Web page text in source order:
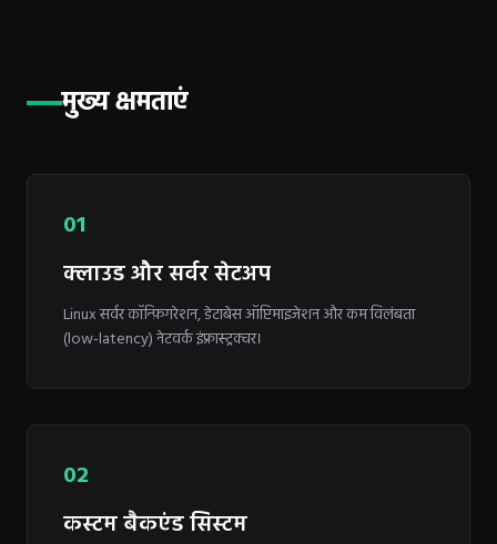
मुख्य क्षमताएं
01
क्लाउड और सर्वर सेटअप
Linux सर्वर कॉन्फ़िगरेशन, डेटाबेस ऑप्टिमाइजेशन और कम विलंबता
(low-latency) नेटवर्क इंफ्रास्ट्रक्चर।
02
कस्टम बैकएंड सिस्टम